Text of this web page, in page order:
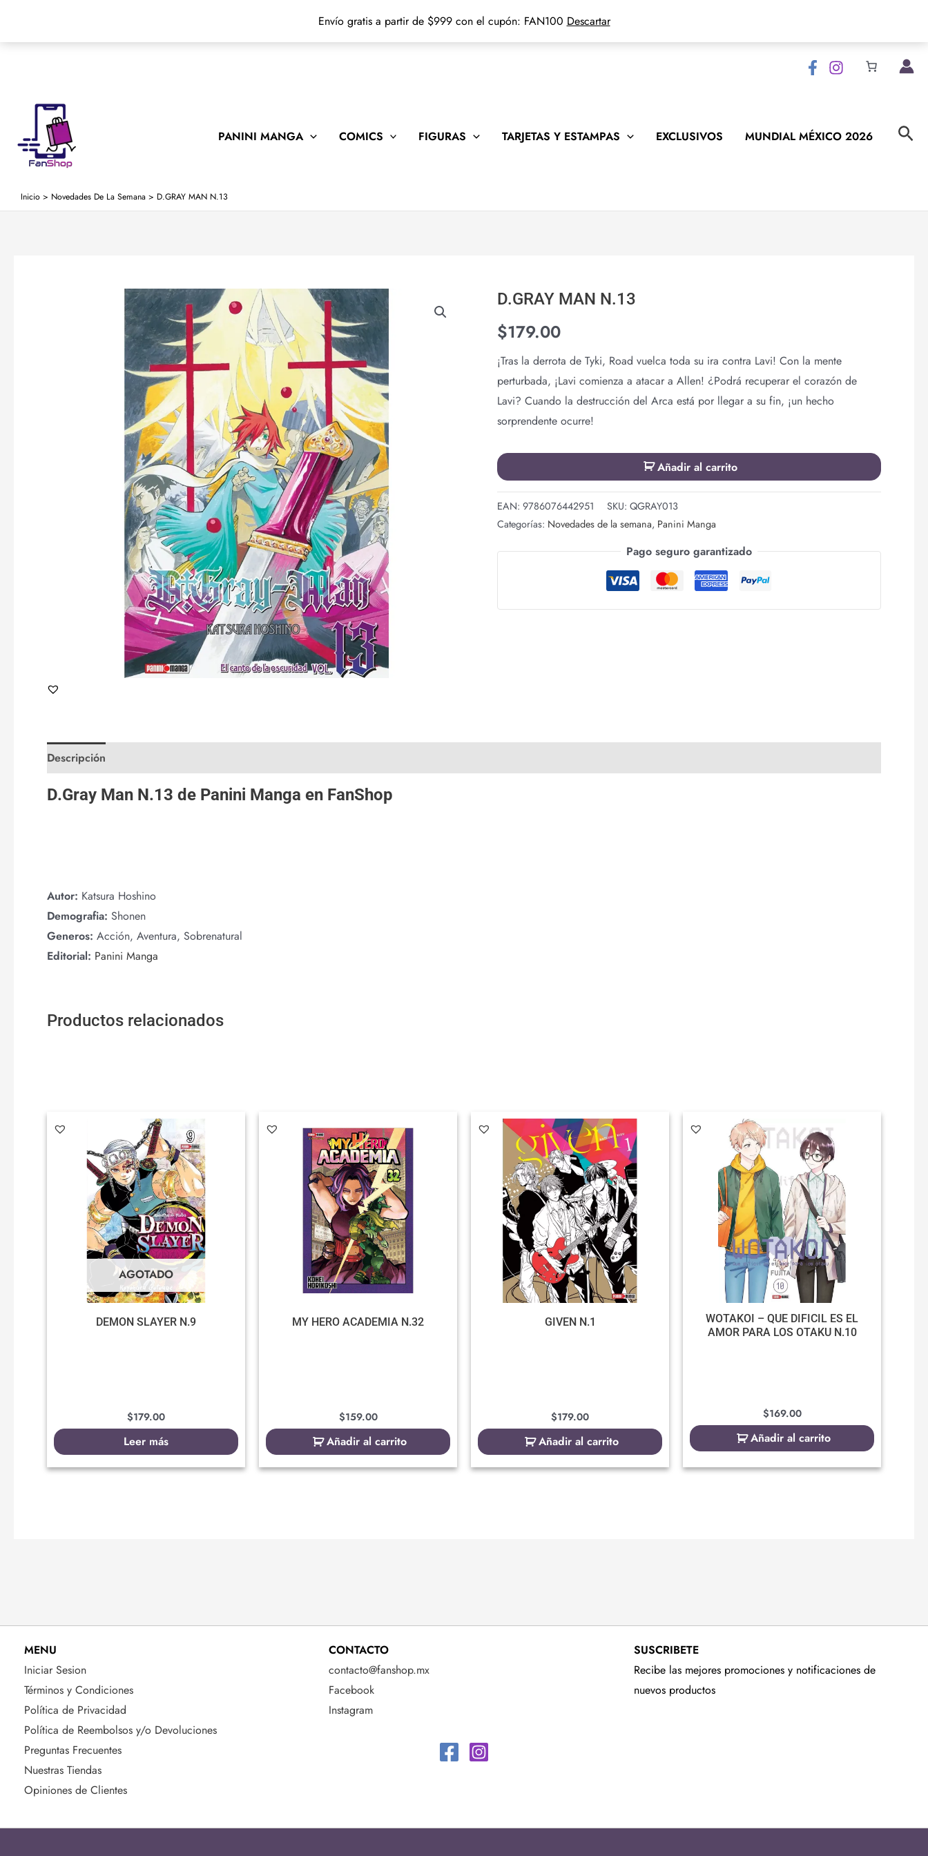
Envío gratis a partir de $999 con el cupón: FAN100 Descartar
PANINI MANGA COMICS FIGURAS TARJETAS Y ESTAMPAS EXCLUSIVOS MUNDIAL MÉXICO 2026
Inicio > Novedades De La Semana > D.GRAY MAN N.13
D.GRAY MAN N.13
$179.00
¡Tras la derrota de Tyki, Road vuelca toda su ira contra Lavi! Con la mente
perturbada, ¡Lavi comienza a atacar a Allen! ¿Podrá recuperar el corazón de
Lavi? Cuando la destrucción del Arca está por llegar a su fin, ¡un hecho
sorprendente ocurre!
D.GRAY
N.13
cantidad
Añadir al carrito
EAN:9786076442951 SKU:QGRAY013
Categorías: Novedades de la semana, Panini Manga
Pago seguro garantizado
Descripción
D.Gray Man N.13 de Panini Manga en FanShop
Autor: Katsura Hoshino
Demografia: Shonen
Generos: Acción, Aventura, Sobrenatural
Editorial: Panini Manga
Productos relacionados
AGOTADO
DEMON SLAYER N.9
$179.00
Leer más
MY HERO ACADEMIA N.32
$159.00
Añadir al carrito
GIVEN N.1
$179.00
Añadir al carrito
WOTAKOI – QUE DIFICIL ES EL
AMOR PARA LOS OTAKU N.10
$169.00
Añadir al carrito
MENU
Iniciar Sesion
Términos y Condiciones
Política de Privacidad
Política de Reembolsos y/o Devoluciones
Preguntas Frecuentes
Nuestras Tiendas
Opiniones de Clientes
CONTACTO
contacto@fanshop.mx
Facebook
Instagram
SUSCRIBETE
Recibe las mejores promociones y notificaciones de
nuevos productos